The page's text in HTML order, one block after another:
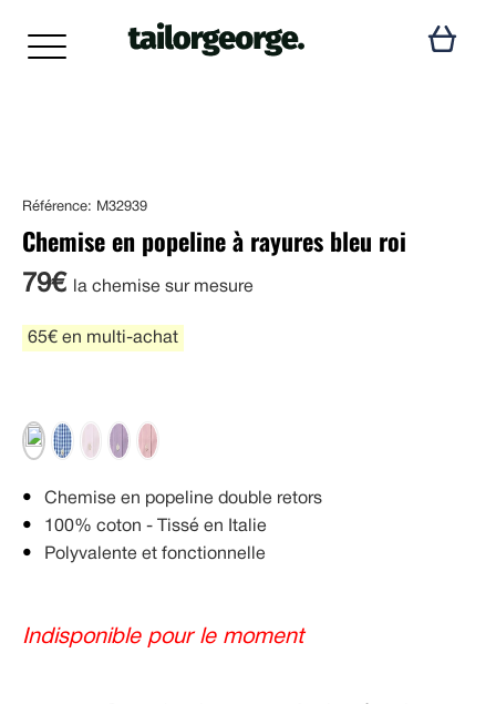
Référence: M32939
Chemise en popeline à rayures bleu roi
79€ la chemise sur mesure
65€ en multi-achat
Chemise en popeline double retors
100% coton - Tissé en Italie
Polyvalente et fonctionnelle
Indisponible pour le moment